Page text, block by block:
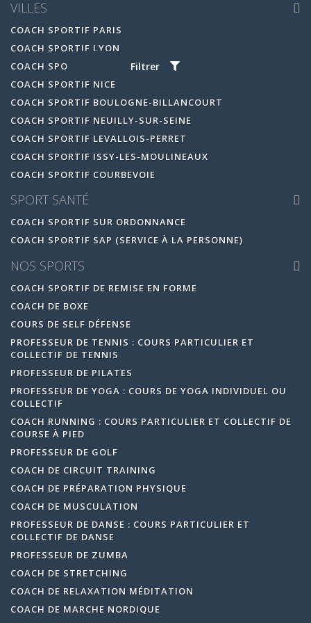
Filtrer
VILLES
COACH SPORTIF PARIS
COACH SPORTIF LYON
COACH SPORTIF MARSEILLE
COACH SPORTIF NICE
COACH SPORTIF BOULOGNE-BILLANCOURT
COACH SPORTIF NEUILLY-SUR-SEINE
COACH SPORTIF LEVALLOIS-PERRET
COACH SPORTIF ISSY-LES-MOULINEAUX
COACH SPORTIF COURBEVOIE
SPORT SANTÉ
COACH SPORTIF SUR ORDONNANCE
COACH SPORTIF SAP (SERVICE À LA PERSONNE)
NOS SPORTS
COACH SPORTIF DE REMISE EN FORME
COACH DE BOXE
COURS DE SELF DÉFENSE
PROFESSEUR DE TENNIS : COURS PARTICULIER ET
COLLECTIF DE TENNIS
PROFESSEUR DE PILATES
PROFESSEUR DE YOGA : COURS DE YOGA INDIVIDUEL OU
COLLECTIF
COACH RUNNING : COURS PARTICULIER ET COLLECTIF DE
COURSE À PIED
PROFESSEUR DE GOLF
COACH DE CIRCUIT TRAINING
COACH DE PRÉPARATION PHYSIQUE
COACH DE MUSCULATION
PROFESSEUR DE DANSE : COURS PARTICULIER ET
COLLECTIF DE DANSE
PROFESSEUR DE ZUMBA
COACH DE STRETCHING
COACH DE RELAXATION MÉDITATION
COACH DE MARCHE NORDIQUE